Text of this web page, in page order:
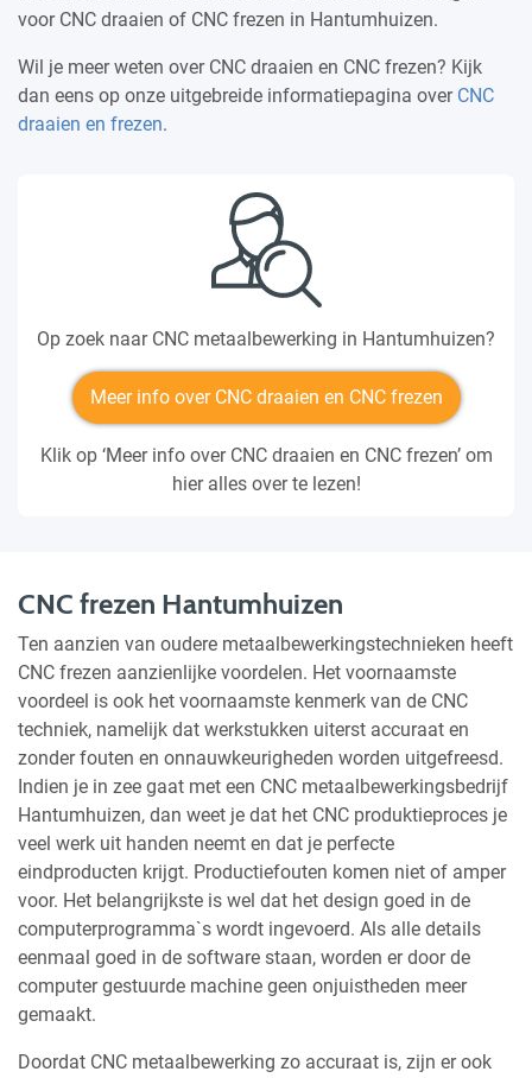
voor CNC draaien of CNC frezen in Hantumhuizen.
Wil je meer weten over CNC draaien en CNC frezen? Kijk
dan eens op onze uitgebreide informatiepagina over CNC
draaien en frezen.
Op zoek naar CNC metaalbewerking in Hantumhuizen?
Meer info over CNC draaien en CNC frezen
Klik op ‘Meer info over CNC draaien en CNC frezen’ om
hier alles over te lezen!
CNC frezen Hantumhuizen
Ten aanzien van oudere metaalbewerkingstechnieken heeft
CNC frezen aanzienlijke voordelen. Het voornaamste
voordeel is ook het voornaamste kenmerk van de CNC
techniek, namelijk dat werkstukken uiterst accuraat en
zonder fouten en onnauwkeurigheden worden uitgefreesd.
Indien je in zee gaat met een CNC metaalbewerkingsbedrijf
Hantumhuizen, dan weet je dat het CNC produktieproces je
veel werk uit handen neemt en dat je perfecte
eindproducten krijgt. Productiefouten komen niet of amper
voor. Het belangrijkste is wel dat het design goed in de
computerprogramma`s wordt ingevoerd. Als alle details
eenmaal goed in de software staan, worden er door de
computer gestuurde machine geen onjuistheden meer
gemaakt.
Doordat CNC metaalbewerking zo accuraat is, zijn er ook